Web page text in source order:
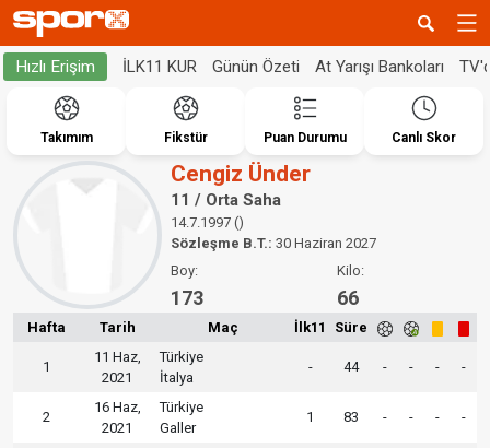
Hızlı Erişim İLK11 KUR Günün Özeti At Yarışı Bankoları
Takımım Fikstür Puan Durumu Canlı Skor
Cengiz Ünder
11 / Orta Saha
14.7.1997 ()
Sözleşme B.T.: 30 Haziran 2027
Boy:
173
Kilo:
66
Hafta Tarih Maç İlk11 Süre
1
11 Haz,
2021
Türkiye
İtalya
- 44 - - - -
2
16 Haz,
2021
Türkiye
Galler
1 83 - - - -